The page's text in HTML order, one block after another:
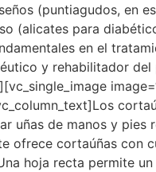
(puntiagudos, en
(alicates para
en el
y rehabilitador del
uñas de manos y pies
ofrece cortaúñas con
hoja recta permite